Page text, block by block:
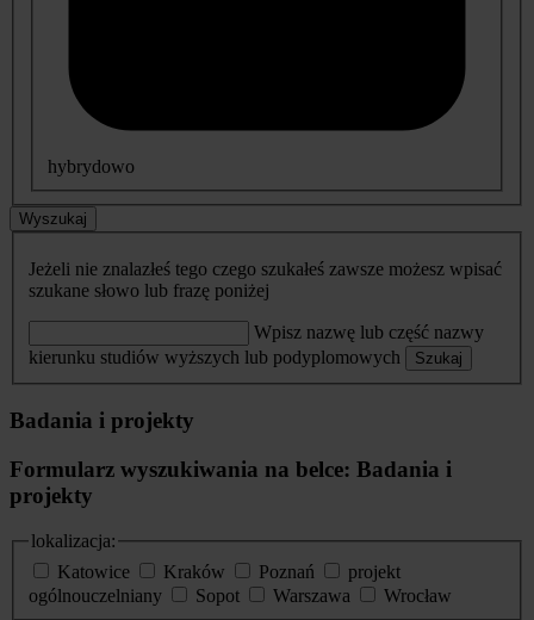
hybrydowo
Wyszukaj
Jeżeli nie znalazłeś tego czego szukałeś zawsze możesz wpisać
szukane słowo lub frazę poniżej
Wpisz nazwę lub część nazwy
kierunku studiów wyższych lub podyplomowych
Szukaj
Badania i projekty
Formularz wyszukiwania na belce: Badania i
projekty
lokalizacja:
Katowice
Kraków Poznań
projekt
ogólnouczelniany
Sopot Warszawa
Wrocław